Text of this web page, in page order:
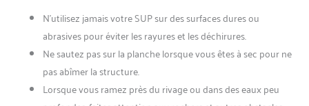
N’utilisez jamais votre SUP sur des surfaces dures ou
abrasives pour éviter les rayures et les déchirures.
Ne sautez pas sur la planche lorsque vous êtes à sec pour ne
pas abîmer la structure.
Lorsque vous ramez près du rivage ou dans des eaux peu